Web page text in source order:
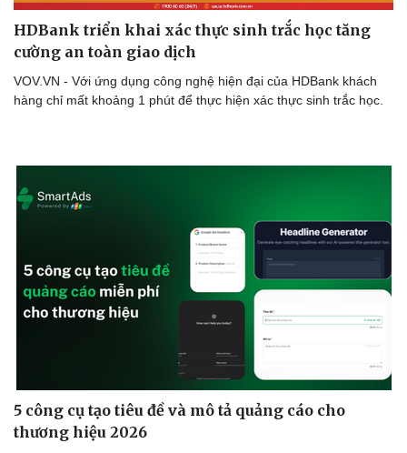
Nam khoa
Làm đẹp - giảm cân
Phòng mạch online
Ăn sạch sống khỏe
HDBank triển khai xác thực sinh trắc học tăng
cường an toàn giao dịch
VOV.VN - Với ứng dụng công nghệ hiện đại của HDBank khách
hàng chỉ mất khoảng 1 phút để thực hiện xác thực sinh trắc học.
5 công cụ tạo tiêu đề và mô tả quảng cáo cho
thương hiệu 2026